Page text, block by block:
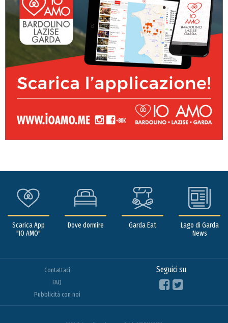
Scarica App
"IO AMO"
Dove dormire Garda Eat
Lago di Garda
News
Contattaci
FAQ
Pubblicità con noi
Seguici su